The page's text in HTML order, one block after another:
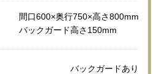
間口600×奥行750×高さ800mm
バックガード高さ150mm
バックガードあり